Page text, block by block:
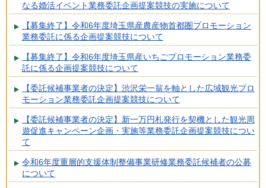
なる婚活イベント業務委託企画提案競技の実施について
【募集終了】令和6年度埼玉県産農産物首都圏プロモーション
業務委託に係る企画提案競技について
【募集終了】令和6年度埼玉県産いちごプロモーション業務委
託に係る企画提案競技について
【委託候補事業者の決定】渋沢栄一翁を軸とした広域観光プロ
モーション業務委託企画提案競技について
【委託候補事業者の決定】新一万円札発行を契機とした観光周
遊促進キャンペーン企画・実施等業務委託企画提案競技につい
て
令和6年度重層的支援体制整備事業研修業務委託候補者の公募
について